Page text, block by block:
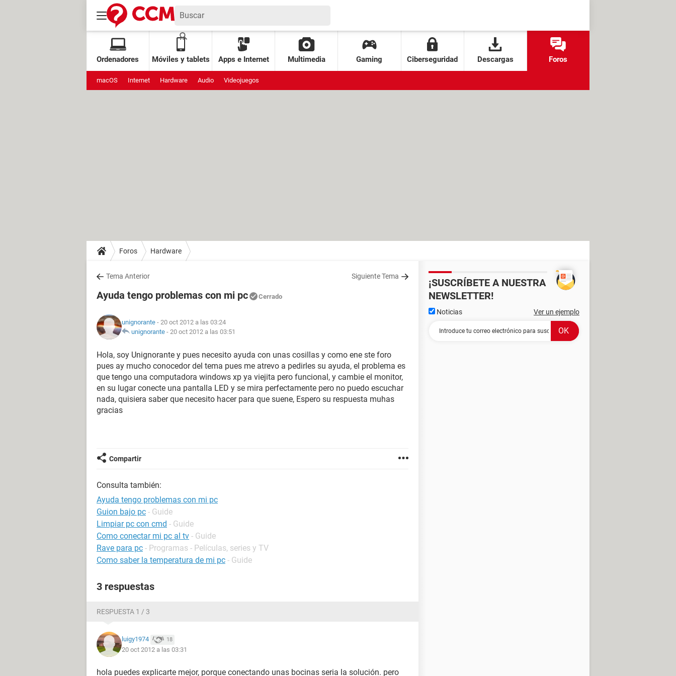
Ordenadores Móviles y tablets Apps e Internet Multimedia Gaming Ciberseguridad Descargas Foros
macOS Internet Hardware Audio Videojuegos
Foros Hardware
Tema Anterior Siguiente Tema
Ayuda tengo problemas con mi pc Cerrado
unignorante - 20 oct 2012 a las 03:24
unignorante - 20 oct 2012 a las 03:51
Hola, soy Unignorante y pues necesito ayuda con unas cosillas y como ene ste foro
pues ay mucho conocedor del tema pues me atrevo a pedirles su ayuda, el problema es
que tengo una computadora windows xp ya viejita pero funcional, y cambie el monitor,
en su lugar conecte una pantalla LED y se mira perfectamente pero no puedo escuchar
nada, quisiera saber que necesito hacer para que suene, Espero su respuesta muhas
gracias
Compartir
Consulta también:
Ayuda tengo problemas con mi pc
Guion bajo pc - Guide
Limpiar pc con cmd - Guide
Como conectar mi pc al tv - Guide
Rave para pc - Programas - Películas, series y TV
Como saber la temperatura de mi pc - Guide
3 respuestas
RESPUESTA 1 / 3
luigy1974 18
20 oct 2012 a las 03:31
hola puedes explicarte mejor, porque conectando unas bocinas seria la solución. pero
¡SUSCRÍBETE A NUESTRA
NEWSLETTER!
Noticias Ver un ejemplo